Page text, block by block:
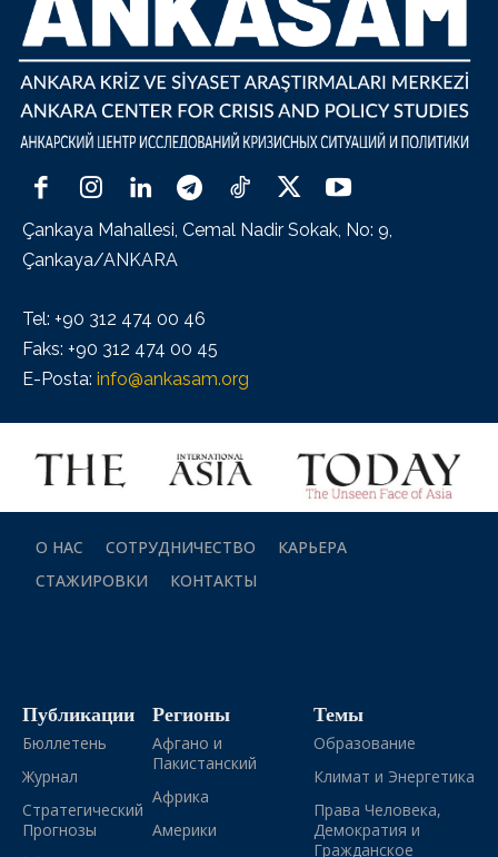
Çankaya Mahallesi, Cemal Nadir Sokak, No: 9,
Çankaya/ANKARA
Tel: +90 312 474 00 46
Faks: +90 312 474 00 45
E-Posta: info@ankasam.org
О НАС СОТРУДНИЧЕСТВО
КАРЬЕРА
СТАЖИРОВКИ
КОНТАКТЫ
Публикации
Бюллетень
Журнал
Стратегический
Прогнозы
Регионы
Афгано и
Пакистанский
Африка
Америки
Темы
Образование
Климат и Энергетика
Права Человека,
Демократия и
Гражданское